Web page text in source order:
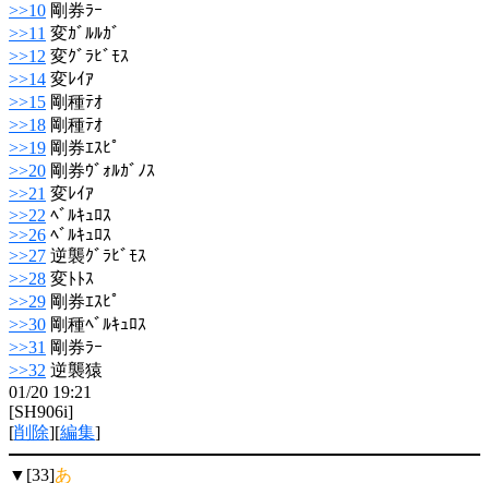
>>10 剛券ﾗｰ
>>11 変ｶﾞﾙﾙｶﾞ
>>12 変ｸﾞﾗﾋﾞﾓｽ
>>14 変ﾚｲｱ
>>15 剛種ﾃｵ
>>18 剛種ﾃｵ
>>19 剛券ｴｽﾋﾟ
>>20 剛券ｳﾞｫﾙｶﾞﾉｽ
>>21 変ﾚｲｱ
>>22 ﾍﾞﾙｷｭﾛｽ
>>26 ﾍﾞﾙｷｭﾛｽ
>>27 逆襲ｸﾞﾗﾋﾞﾓｽ
>>28 変ﾄﾄｽ
>>29 剛券ｴｽﾋﾟ
>>30 剛種ﾍﾞﾙｷｭﾛｽ
>>31 剛券ﾗｰ
>>32 逆襲猿
01/20 19:21
[SH906i]
[削除][編集]
▼[33]あ